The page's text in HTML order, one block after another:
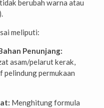
berubah warna atau
meliputi:
Penunjang:
asam/pelarut kerak,
pelindung permukaan
Menghitung formula